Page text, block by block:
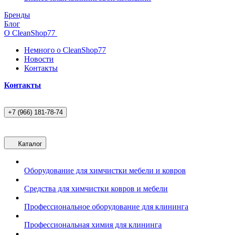
Бренды
Блог
О CleanShop77
Немного о CleanShop77
Новости
Контакты
Контакты
+7 (966) 181-78-74
Каталог
Оборудование для химчистки мебели и ковров
Средства для химчистки ковров и мебели
Профессиональное оборудование для клининга
Профессиональная химия для клининга